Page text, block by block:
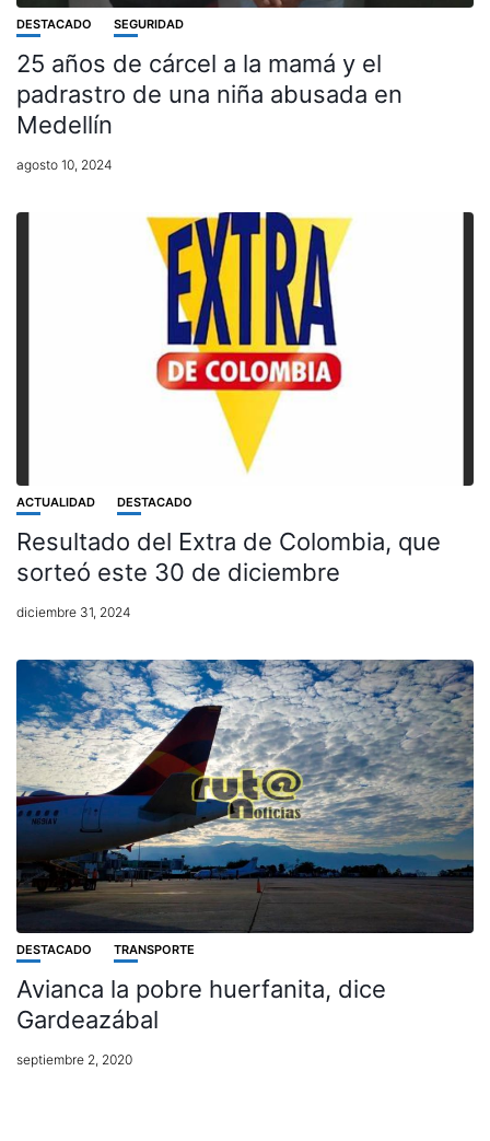
DESTACADO SEGURIDAD
25 años de cárcel a la mamá y el
padrastro de una niña abusada en
Medellín
agosto 10, 2024
ACTUALIDAD DESTACADO
Resultado del Extra de Colombia, que
sorteó este 30 de diciembre
diciembre 31, 2024
DESTACADO TRANSPORTE
Avianca la pobre huerfanita, dice
Gardeazábal
septiembre 2, 2020